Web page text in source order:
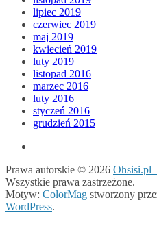
lipiec 2019
czerwiec 2019
maj 2019
kwiecień 2019
luty 2019
listopad 2016
marzec 2016
luty 2016
styczeń 2016
grudzień 2015
Prawa autorskie © 2026 Ohsisi.pl
Wszystkie prawa zastrzeżone.
Motyw: ColorMag stworzony
WordPress.